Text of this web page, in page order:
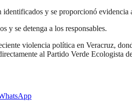
identificados y se proporcionó
y se detenga a los responsables.
violencia política en Veracruz,
al Partido Verde Ecologista